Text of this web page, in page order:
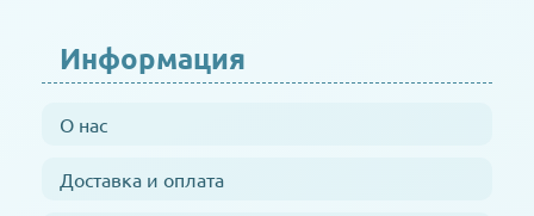
Информация
О нас
Доставка и оплата